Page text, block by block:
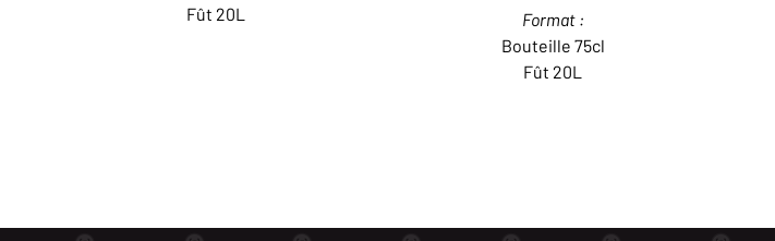
Fût 20L
Format :
Bouteille 75cl
Fût 20L